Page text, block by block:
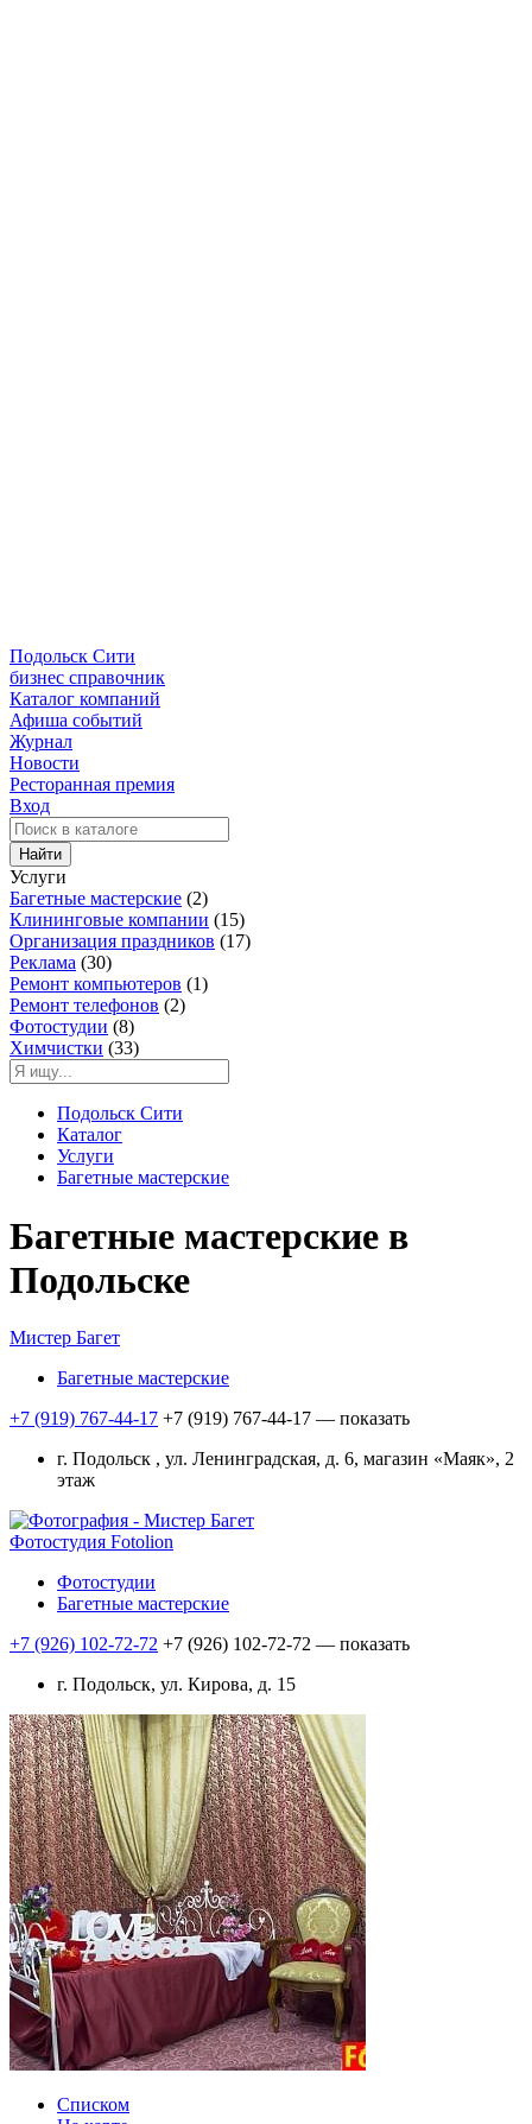
Подольск Сити
бизнес справочник
Каталог компаний
Афиша событий
Журнал
Новости
Ресторанная премия
Вход
Найти
Услуги
Багетные мастерские (2)
Клининговые компании (15)
Организация праздников (17)
Реклама (30)
Ремонт компьютеров (1)
Ремонт телефонов (2)
Фотостудии (8)
Химчистки (33)
Подольск Сити
Каталог
Услуги
Багетные мастерские
Багетные мастерские в
Подольске
Мистер Багет
Багетные мастерские
+7 (919) 767-44-17 +7 (919) 767-44-17 — показать
г. Подольск , ул. Ленинградская, д. 6, магазин «Маяк», 2
этаж
Фотостудия Fotolion
Фотостудии
Багетные мастерские
+7 (926) 102-72-72 +7 (926) 102-72-72 — показать
г. Подольск, ул. Кирова, д. 15
Списком